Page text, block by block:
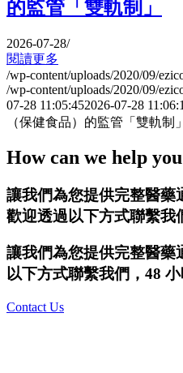
的監管「雙軌制」
2026-07-28/
閱讀更多
/wp-content/uploads/2020/09/
/wp-content/uploads/2020/09/
07-28 11:05:452026-07-28
（保健食品）的監管「雙軌制」
How can we help
讓我們為您提供完整醫藥
歡迎透過以下方式聯繫我
讓我們為您提供完整醫藥
以下方式聯繫我們，48
Contact Us